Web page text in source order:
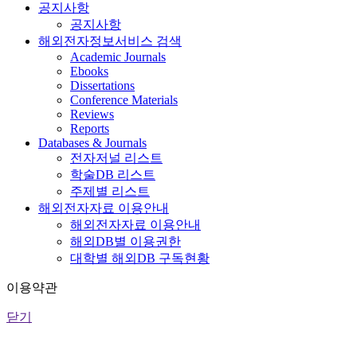
공지사항
공지사항
해외전자정보서비스 검색
Academic Journals
Ebooks
Dissertations
Conference Materials
Reviews
Reports
Databases & Journals
전자저널 리스트
학술DB 리스트
주제별 리스트
해외전자자료 이용안내
해외전자자료 이용안내
해외DB별 이용권한
대학별 해외DB 구독현황
이용약관
닫기